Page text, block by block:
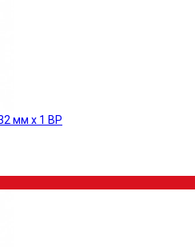
мм х 1 ВР